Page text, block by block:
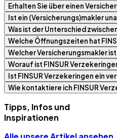
Erhalten Sie über einen
Ist ein (Versicherungs)makler
Was ist der Unterschied
Welche Öffnungszeiten hat
Welcher Versicherungsmakler
Worauf ist FINSUR
Ist FINSUR Verzekeringen ein
Wie kontaktiere ich FINSUR
Tipps, Infos und
Inspirationen